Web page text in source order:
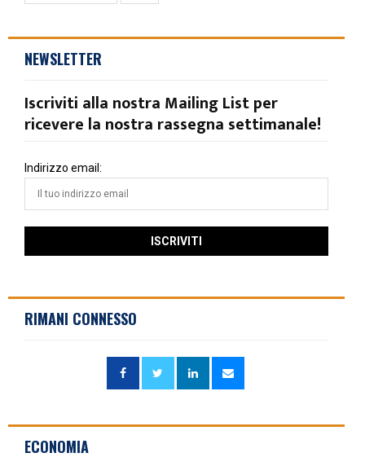
NEWSLETTER
Iscriviti alla nostra Mailing List per
ricevere la nostra rassegna settimanale!
Indirizzo email:
RIMANI CONNESSO
ECONOMIA